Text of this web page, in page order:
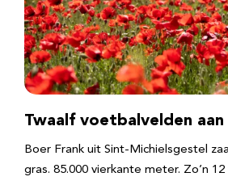
Twaalf voetbalvelden
Boer Frank uit Sint-Michielsgestel
gras. 85.000 vierkante meter. Zo’n